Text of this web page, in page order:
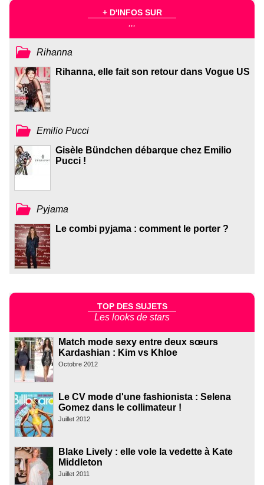
+ D'INFOS SUR
...
Rihanna
Rihanna, elle fait son retour dans Vogue US
Emilio Pucci
Gisèle Bündchen débarque chez Emilio
Pucci !
Pyjama
Le combi pyjama : comment le porter ?
TOP DES SUJETS
Les looks de stars
Match mode sexy entre deux sœurs
Kardashian : Kim vs Khloe
Octobre 2012
Le CV mode d'une fashionista : Selena
Gomez dans le collimateur !
Juillet 2012
Blake Lively : elle vole la vedette à Kate
Middleton
Juillet 2011